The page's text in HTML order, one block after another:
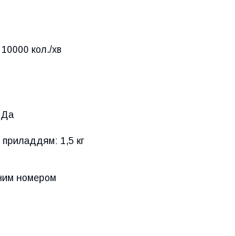
кол./хв
Да
приладдям: 1,5 кг
номером